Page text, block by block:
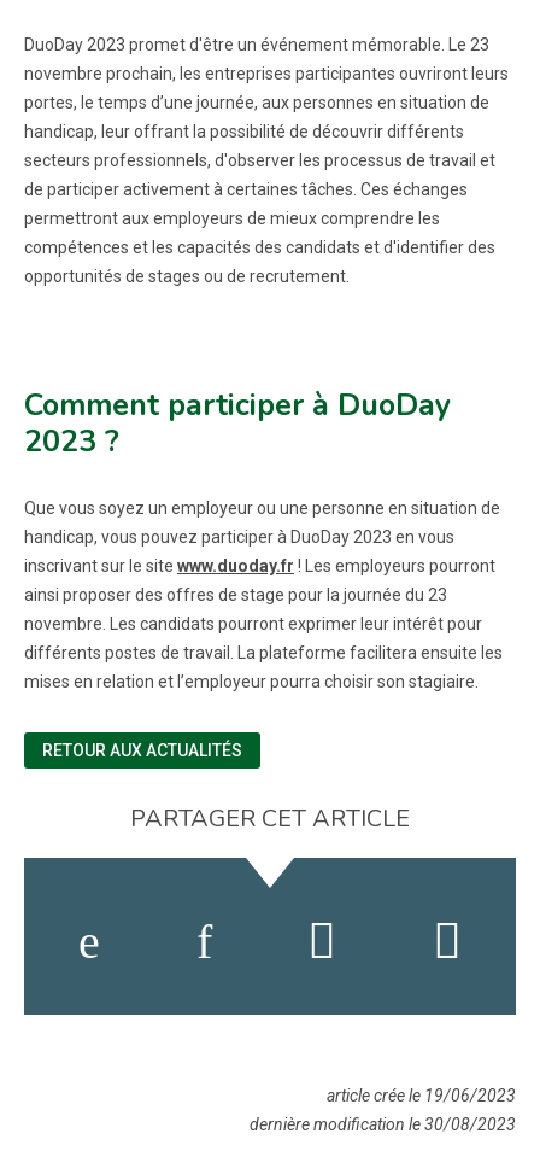
DuoDay 2023 promet d'être un événement mémorable. Le 23
novembre prochain, les entreprises participantes ouvriront leurs
portes, le temps d’une journée, aux personnes en situation de
handicap, leur offrant la possibilité de découvrir différents
secteurs professionnels, d'observer les processus de travail et
de participer activement à certaines tâches. Ces échanges
permettront aux employeurs de mieux comprendre les
compétences et les capacités des candidats et d'identifier des
opportunités de stages ou de recrutement.
Comment participer à DuoDay
2023 ?
Que vous soyez un employeur ou une personne en situation de
handicap, vous pouvez participer à DuoDay 2023 en vous
inscrivant sur le site www.duoday.fr ! Les employeurs pourront
ainsi proposer des offres de stage pour la journée du 23
novembre. Les candidats pourront exprimer leur intérêt pour
différents postes de travail. La plateforme facilitera ensuite les
mises en relation et l’employeur pourra choisir son stagiaire.
RETOUR AUX ACTUALITÉS
PARTAGER CET ARTICLE
article crée le 19/06/2023
dernière modification le 30/08/2023